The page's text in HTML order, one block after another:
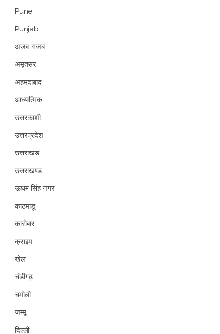
Pune
Punjab
अजब-गजब
अमृतसर
अहमदाबाद
आध्यात्मिक
उत्तरकाशी
उत्तरप्रदेश
उत्तराखंड
उत्तराखण्ड
ऊधम सिंह नगर
काठमांडू
कारोबार
क्राइम
खेल
चंडीगढ़
चमोली
जम्मू
दिल्ली